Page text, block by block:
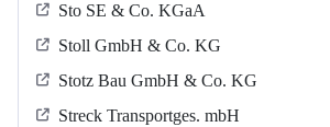
Sto SE & Co. KGaA
Stoll GmbH & Co. KG
Stotz Bau GmbH & Co. KG
Streck Transportges. mbH